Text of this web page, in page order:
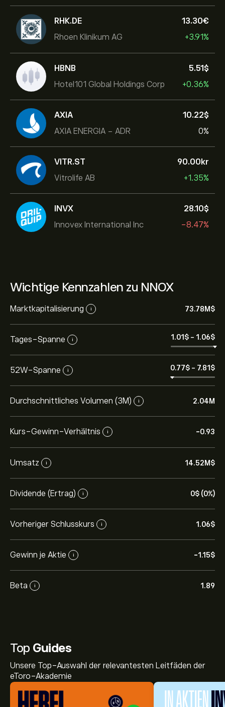
RHK.DE
Rhoen Klinikum AG
13.30‎€‎
+3.91%
HBNB
Hotel101 Global Holdings Corp
5.51‎$‎
+0.36%
AXIA
AXIA ENERGIA - ADR
10.22‎$‎
0%
VITR.ST
Vitrolife AB
90.00‎kr‎
+1.35%
INVX
Innovex International Inc
28.10‎$‎
-8.47%
Wichtige Kennzahlen zu NNOX
Marktkapitalisierung i 73.78M‎$‎
Tages-Spanne i 1.01‎$‎ - 1.06‎$‎
52W-Spanne i 0.77‎$‎ - 7.81‎$‎
Durchschnittliches Volumen (3M) i 2.04M
Kurs-Gewinn-Verhältnis i -0.93
Umsatz i 14.52M‎$‎
Dividende (Ertrag) i 0‎$‎ (0%)
Vorheriger Schlusskurs i 1.06‎$‎
Gewinn je Aktie i -1.15‎$‎
Beta i 1.89
Top Guides
Unsere Top-Auswahl der relevantesten Leitfäden der
eToro-Akademie